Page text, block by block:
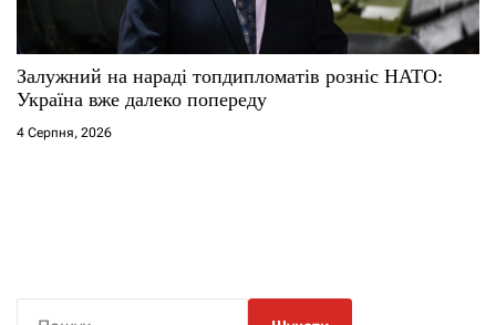
Залужний на нараді топдипломатів розніс НАТО:
Україна вже далеко попереду
4 Серпня, 2026